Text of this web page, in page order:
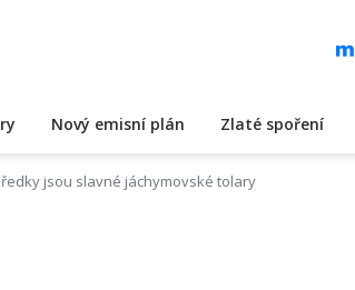
Nový emisní plán Zlaté spoření
jsou slavné jáchymovské tolary